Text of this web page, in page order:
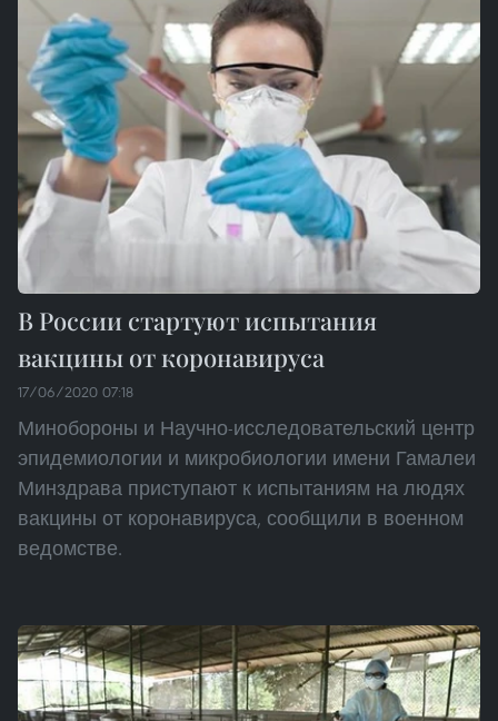
В России стартуют испытания
вакцины от коронавируса
17/06/2020 07:18
Минобороны и Научно-исследовательский центр
эпидемиологии и микробиологии имени Гамалеи
Минздрава приступают к испытаниям на людях
вакцины от коронавируса, сообщили в военном
ведомстве.